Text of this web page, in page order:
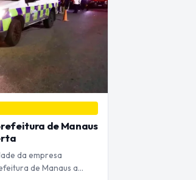
de Manaus
da empresa
de Manaus a…